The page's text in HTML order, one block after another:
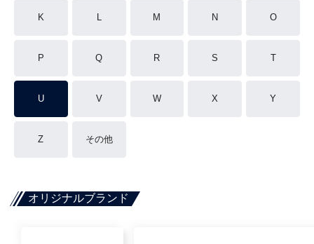
K L M N O
P Q R S T
U V W X Y
Z その他
オリジナルブランド